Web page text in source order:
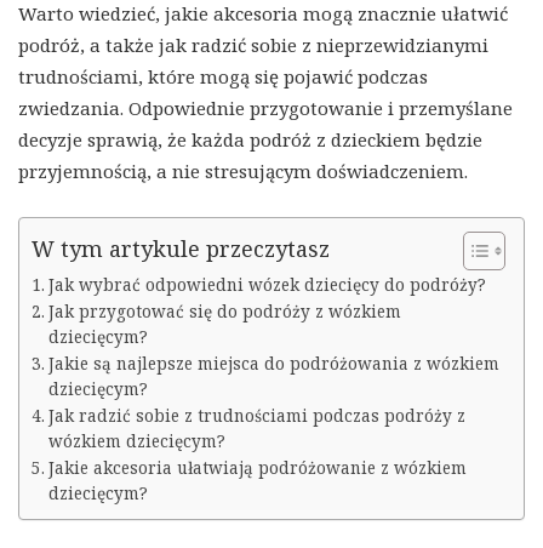
Warto wiedzieć, jakie akcesoria mogą znacznie ułatwić
podróż, a także jak radzić sobie z nieprzewidzianymi
trudnościami, które mogą się pojawić podczas
zwiedzania. Odpowiednie przygotowanie i przemyślane
decyzje sprawią, że każda podróż z dzieckiem będzie
przyjemnością, a nie stresującym doświadczeniem.
W tym artykule przeczytasz
Jak wybrać odpowiedni wózek dziecięcy do podróży?
Jak przygotować się do podróży z wózkiem
dziecięcym?
Jakie są najlepsze miejsca do podróżowania z wózkiem
dziecięcym?
Jak radzić sobie z trudnościami podczas podróży z
wózkiem dziecięcym?
Jakie akcesoria ułatwiają podróżowanie z wózkiem
dziecięcym?